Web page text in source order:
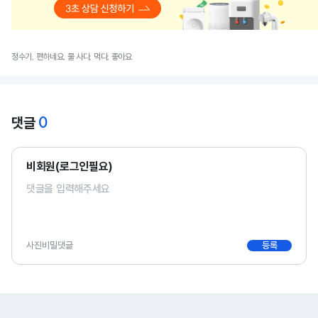
정수기, 편하네요, 물 사다, 먹다, 좋아요
댓글 0
비회원(로그인필요)
사진비밀댓글 등록